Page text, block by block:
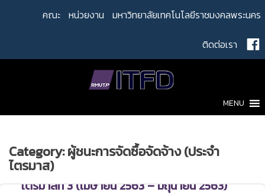
คณะ หน่วยงาน มหาวิทยาลัยเทคโนโลยีราชมงคลพระนคร
ติดต่อเรา
MENU
Category:ผู้ชนะการจัดซื้อจัดจ้าง (ประจำ
ไตรมาส)
ไตรมาสที่ 3 (เมษายน 2563 – มิถุนายน 2563)